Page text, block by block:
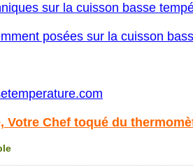
sur la cuisson basse
posées sur la cuisson
Votre Chef toqué du